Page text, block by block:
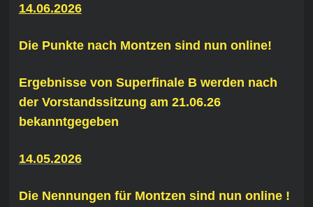
14.06.2026
Die Punkte nach Montzen sind nun online!
Ergebnisse von Superfinale B werden nach
der Vorstandssitzung am 21.06.26
bekanntgegeben
14.05.2026
Die Nennungen für Montzen sind nun online !